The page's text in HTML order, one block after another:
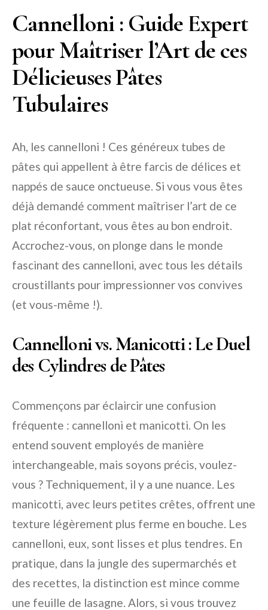
Cannelloni : Guide Expert
pour Maîtriser l’Art de ces
Délicieuses Pâtes
Tubulaires
Ah, les cannelloni ! Ces généreux tubes de
pâtes qui appellent à être farcis de délices et
nappés de sauce onctueuse. Si vous vous êtes
déjà demandé comment maîtriser l’art de ce
plat réconfortant, vous êtes au bon endroit.
Accrochez-vous, on plonge dans le monde
fascinant des cannelloni, avec tous les détails
croustillants pour impressionner vos convives
(et vous-même !).
Cannelloni vs. Manicotti : Le Duel
des Cylindres de Pâtes
Commençons par éclaircir une confusion
fréquente : cannelloni et manicotti. On les
entend souvent employés de manière
interchangeable, mais soyons précis, voulez-
vous ? Techniquement, il y a une nuance. Les
manicotti, avec leurs petites crêtes, offrent une
texture légèrement plus ferme en bouche. Les
cannelloni, eux, sont lisses et plus tendres. En
pratique, dans la jungle des supermarchés et
des recettes, la distinction est mince comme
une feuille de lasagne. Alors, si vous trouvez